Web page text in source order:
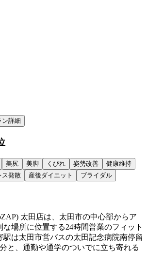
ン詳細
美尻 美脚 くびれ 姿勢改善
健康維持
ス発散 産後ダイエット ブライダル
太田店は、太田市の中心部からア
な場所に位置する24時間営業のフィット
駅は太田市営バスの太田記念病院南停留
と、通勤や通学のついでに立ち寄れる